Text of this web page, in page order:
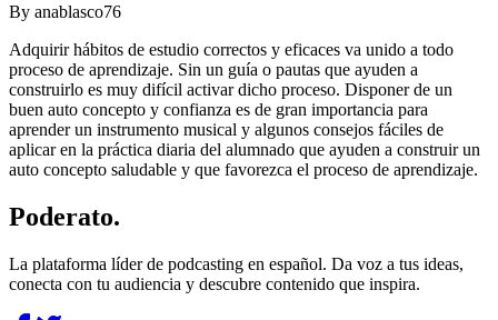
By anablasco76
Adquirir hábitos de estudio correctos y eficaces va unido a todo
proceso de aprendizaje. Sin un guía o pautas que ayuden a
construirlo es muy difícil activar dicho proceso. Disponer de un
buen auto concepto y confianza es de gran importancia para
aprender un instrumento musical y algunos consejos fáciles de
aplicar en la práctica diaria del alumnado que ayuden a construir un
auto concepto saludable y que favorezca el proceso de aprendizaje.
Poderato.
La plataforma líder de podcasting en español. Da voz a tus ideas,
conecta con tu audiencia y descubre contenido que inspira.